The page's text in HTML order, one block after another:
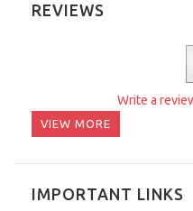
REVIEWS
Write a
VIEW MORE
IMPORTANT LINKS